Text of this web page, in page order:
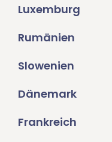
Luxemburg
Rumänien
Slowenien
Dänemark
Frankreich